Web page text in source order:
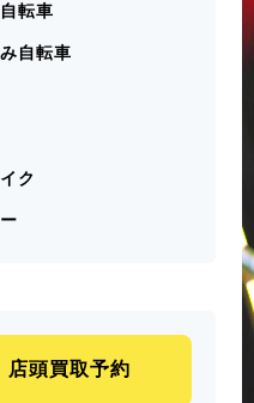
転車
自転車
ク
店頭買取予約